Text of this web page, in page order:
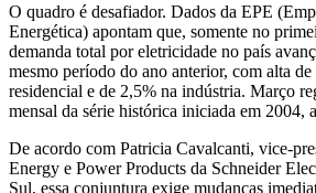
O quadro é desafiador. Dados da EPE
Energética) apontam que, somente no
demanda total por eletricidade no país
mesmo período do ano anterior, com alta
residencial e de 2,5% na indústria. Março
mensal da série histórica iniciada em 2004,
De acordo com Patricia Cavalcanti, vice-
Energy e Power Products da Schneider
Sul, essa conjuntura exige mudanças